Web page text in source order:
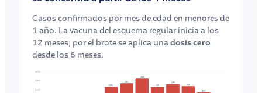
Casos confirmados por mes de edad en menores de
1 año. La vacuna del esquema regular inicia a los
12 meses; por el brote se aplica una dosis cero
desde los 6 meses.
200
250
300
215
235
261
214
230
219
184